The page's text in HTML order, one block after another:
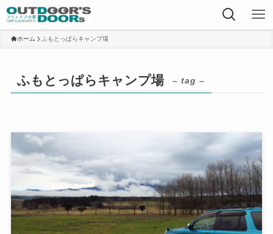
ホーム ふもとっぱらキャンプ場
ふもとっぱらキャンプ場 – tag –